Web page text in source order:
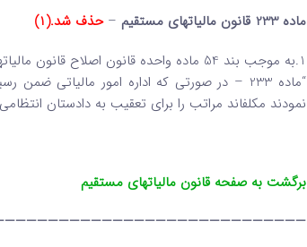
ماده 233 قانون مالیاتهای مستقیم –حذف شد.(1)
1.به موجب بند 54 ماده واحده قانون اصلاح قانون مالیات­های مستقیم، مصوب 31/04/1394، ماده (233) قانون حذف شد.
نمودند‌ مکلف­اند مراتب را برای تعقیب به دادستان
برگشت به صفحه قانون مالیاتهای مستقیم